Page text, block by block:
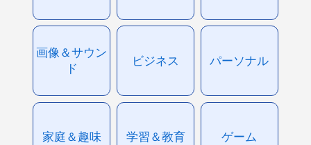
画像＆サウン
ド
ビジネス パーソナル
家庭＆趣味 学習＆教育 ゲーム